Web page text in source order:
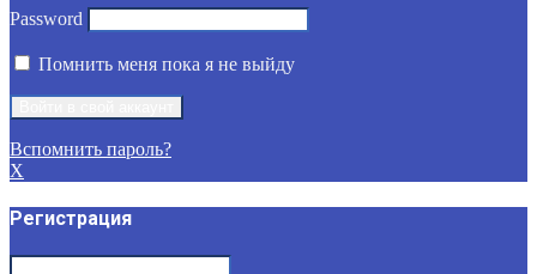
Password
Помнить меня пока я не выйду
Вспомнить пароль?
X
Регистрация